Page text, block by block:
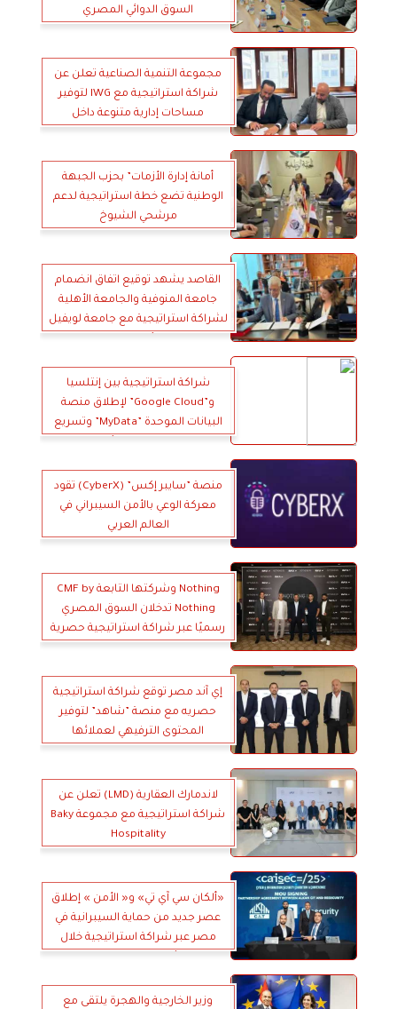
السوق الدوائي المصري
مجموعة التنمية الصناعية تعلن عن
شراكة استراتيجية مع IWG لتوفير
مساحات إدارية متنوعة داخل
أمانة إدارة الأزمات” بحزب الجبهة
الوطنية تضع خطة استراتيجية لدعم
مرشحي الشيوخ
القاصد يشهد توقيع اتفاق انضمام
جامعة المنوفية والجامعة الأهلية
لشراكة استراتيجية مع جامعة لويفيل
شراكة استراتيجية بين إنتلسيا
و”Google Cloud” لإطلاق منصة
البيانات الموحدة ”MyData” وتسريع
منصة ”سايبر إكس” (CyberX) تقود
معركة الوعي بالأمن السيبراني في
العالم العربي
Nothing وشركتها التابعة CMF by
Nothing تدخلان السوق المصري
رسميًا عبر شراكة استراتيجية حصرية
إي آند مصر توقع شراكة استراتيجية
حصريه مع منصة ”شاهد” لتوفير
المحتوى الترفيهي لعملائها
لاندمارك العقارية (LMD) تعلن عن
شراكة استراتيجية مع مجموعة Baky
Hospitality
«ألكان سي آي تي» و« الأمن » إطلاق
عصر جديد من حماية السيبرانية في
مصر عبر شراكة استراتيجية خلال
وزير الخارجية والهجرة يلتقى مع